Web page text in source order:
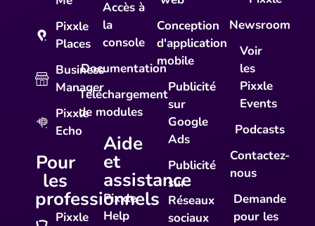
Pixxle
Places
Business
Manager
Pixxle
Echo
Pour
les
professionnels
Pixxle
Accès à
la
console
Documentation
Téléchargement
de modules
Aide
et
assistance
Pixxle
Help
Conception
d'application
mobile
Publicité
sur
Google
Ads
Publicité
sur
Réseaux
sociaux
Newsroom
Voir
les
Pixxle
Events
Podcasts
Contactez-
nous
Demande
pour les